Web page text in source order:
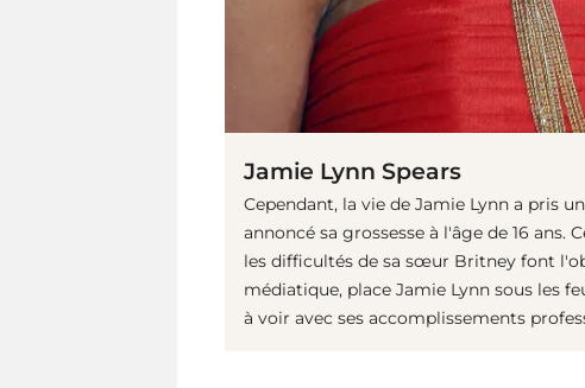
Jamie Lynn Spears
Cependant, la vie de Jamie Lynn a pris
annoncé sa grossesse à l'âge de 16
les difficultés de sa sœur Britney font
médiatique, place Jamie Lynn sous les
à voir avec ses accomplissements